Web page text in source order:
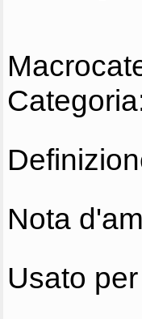
Nota
Usato